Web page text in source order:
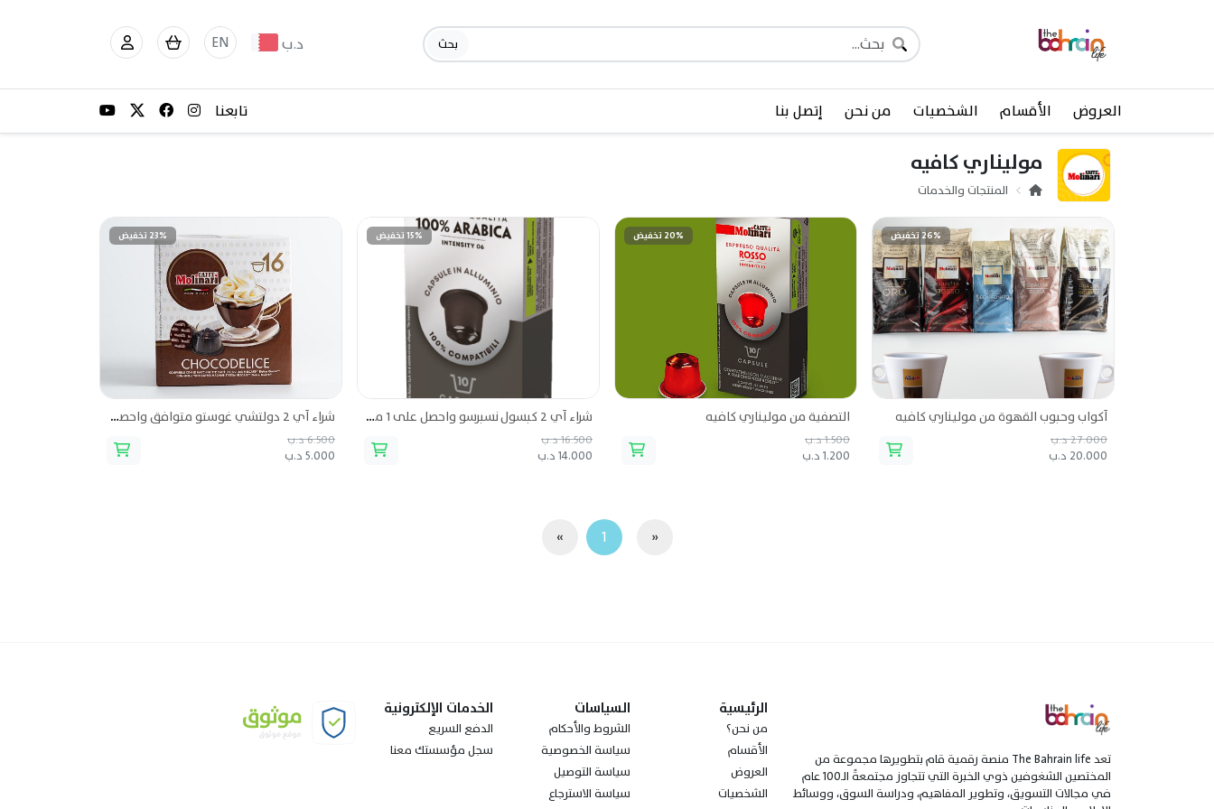
بحث د.ب EN
العروض الأقسام الشخصيات من نحن إتصل بنا تابعنا
موليناري كافيه
المنتجات والخدمات
26% تخفيض
أكواب وحبوب القهوة من موليناري كافيه
27.000 د.ب
20.000 د.ب
20% تخفيض
التصفية من موليناري كافيه
1.500 د.ب
1.200 د.ب
15% تخفيض
شراء أي 2 كبسول نسبرسو واحصل على 1 مجاناً من موليناري كافيه
16.500 د.ب
14.000 د.ب
23% تخفيض
شراء أي 2 دولتشي غوستو متوافق واحصل على 50 أكواب ورقية مجاناً من موليناري كافيه
6.500 د.ب
5.000 د.ب
«
1
»
تعد The Bahrain life منصة رقمية قام بتطويرها مجموعة من
المختصين الشغوفين ذوي الخبرة التي تتجاوز مجتمعةً الـ100 عام
في مجالات التسويق، وتطوير المفاهيم، ودراسة السوق، ووسائط
الرئيسية
من نحن؟
الأقسام
العروض
الشخصيات
السياسات
الشروط والأحكام
سياسة الخصوصية
سياسة التوصيل
سياسة الاسترجاع
الخدمات الإلكترونية
الدفع السريع
سجل مؤسستك معنا